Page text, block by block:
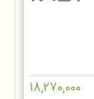
18,270,000